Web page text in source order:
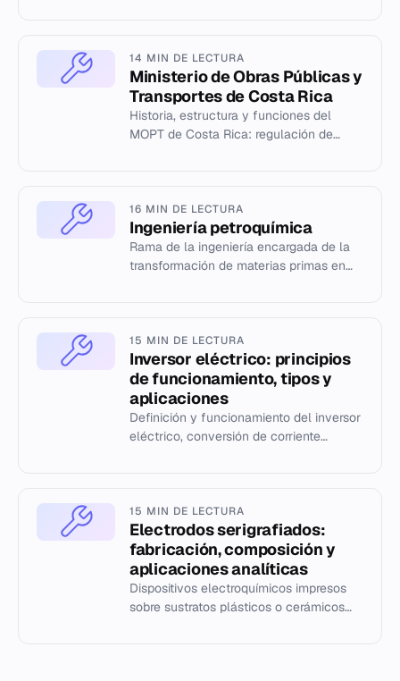
14 MIN DE LECTURA
Ministerio de Obras Públicas y
Transportes de Costa Rica
Historia, estructura y funciones del
MOPT de Costa Rica: regulación de
16 MIN DE LECTURA
Ingeniería petroquímica
Rama de la ingeniería encargada de la
transformación de materias primas en
15 MIN DE LECTURA
Inversor eléctrico: principios
de funcionamiento, tipos y
aplicaciones
Definición y funcionamiento del inversor
eléctrico, conversión de corriente
15 MIN DE LECTURA
Electrodos serigrafiados:
fabricación, composición y
aplicaciones analíticas
Dispositivos electroquímicos impresos
sobre sustratos plásticos o cerámicos